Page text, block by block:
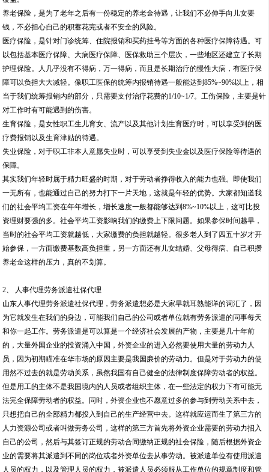
养老保险，是为了老年之后有一份稳定的养老金待遇，让我们不必伸手向儿女要
钱，不必担心自己的积蓄花完或者不安全的风险。
医疗保险，是针对门诊统筹、住院报销和买药挂号等方面的各种医疗保障待遇。可
以包括基本医疗保障、大病医疗保障、医保救助三个层次，一些地区还建立了长期
护理保险。人几乎没有不得病，万一得病，而且是长期治疗的慢性大病，有医疗保
障可以负担大大减轻。像职工医保的统筹内报销待遇一般能达到85%~90%以上，相
当于我们统筹报销内的部分，只需要支付治疗花费的1/10~1/7。工伤保险，主要是针
对工作时有可能遇到的伤害。
生育保险，是女性职工生儿育女、流产以及其他计划生育医疗时，可以享受到的医
疗费报销以及生育津贴的待遇。
失业保险，对于职工非本人意愿失业时，可以享受到失业金以及医疗保险等待遇的
保障。
其实我们年轻时属于精力旺盛的时期，对于劳动者挣得收入的能力也强。即使我们
一无所有，也能通过自己的努力打下一片天地，这就是年轻的优势。大家都知道我
们的社会平均工资在年年增长，增长速度一般都能够达到8%~10%以上，这可比投
资理财要强的多。社会平均工资影响我们的缴费上下限问题。如果参保时间越早，
当时的社会平均工资就越低，大家缴费的负担就越轻。很多老人到了四五十岁才开
始参保，一方面缴费基数高负担重，另一方面还有儿女结婚、父母得病、自己积攒
养老金这样的压力，真的不划算。
2、 人事代理劳务派遣社保代理
山东人事代理劳务派遣社保代理，劳务派遣想必是大家早就耳熟能详的词汇了，因
为它就发生在我们的身边，可能我们自己的公司或者单位就有劳务派遣的同事每天
和你一起工作。劳务派遣是可以算是一个经济社会发展的产物，主要是几十年前
的，大量外国企业的投资涌入中国，外资企业的进入必然要使用大量的劳动力人
员，因为初期瞄准在华市场的原因主要是我国廉价的劳动力。但是对于劳动力的使
用然不过去的就是劳动关系，虽然我国有自己健全的法律制度保障劳动者的权益。
但是用工的主体不是我国境内的人员或者组织主体，在一些法定的权力下有可能无
法完全保障劳动者的权益。同时，外资企业也不愿意过多的参与到劳动关系中去，
只想把自己的全部精力都投入到自己的生产经营中去。这样就应运而生了第三方的
人力资源公司或者叫做劳务公司，这样的第三方首先将外资企业需要的劳动力招入
自己的公司，然后与其签订正规的劳动合同缴纳正规的社会保险，随后根据外资企
业的需要将其派遣到不同的岗位或者外资单位去从事劳动。被派遣单位有使用派遣
人员的权力，以及管理人员的权力，被派遣人员必须服从工作单位的规章制度和管